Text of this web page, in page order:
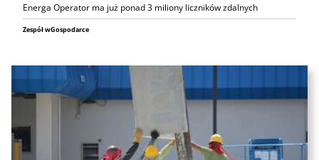
Energa Operator ma już ponad 3 miliony liczników zdalnych
Zespół wGospodarce